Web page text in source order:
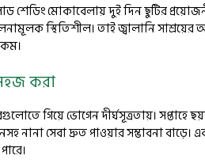
শেডিং মোকাবেলায় দুই দিন ছুটির
স্থিতিশীল। তাই জ্বালানি
সহজ করা
গিয়ে ভোগেন দীর্ঘসূত্রতায়।
নানা সেবা দ্রুত পাওয়ার সম্ভাবনা